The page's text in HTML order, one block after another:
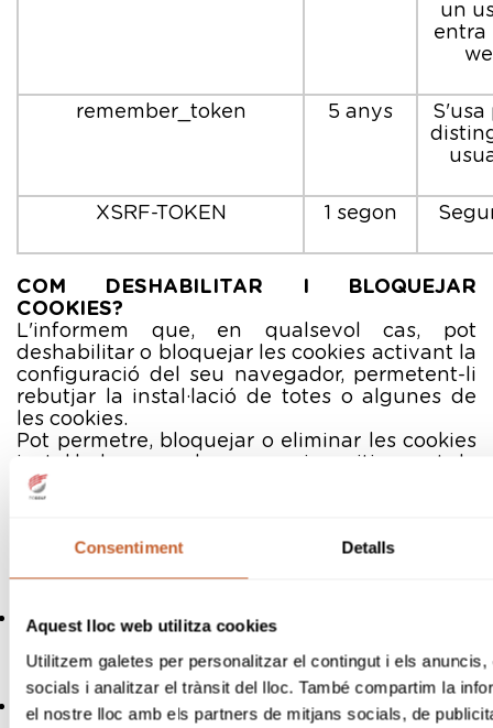
Consentiment Detalls
Aquest lloc web utilitza cookies
Utilitzem galetes per personalitzar el contingut i els
socials i analitzar el trànsit del lloc. També compartim la
el nostre lloc amb els partners de mitjans socials, de
un
entra
remember_token 5 anys
S'usa
XSRF-TOKEN 1 segon
COM DESHABILITAR I BLOQUEJAR
COOKIES?
L'informem que, en qualsevol cas, pot
deshabilitar o bloquejar les cookies activant la
configuració del seu navegador, permetent-li
rebutjar la instal·lació de totes o algunes de
les cookies.
Pot permetre, bloquejar o eliminar les cookies
instal·lades en el seu equip mitjançant la
configuració de les opcions del navegador
configuracions de cookies en els següents
navegadors, li remetem a l'enllaç pertinent:
https://support.microsoft.com/es-
es/help/17442/windows-internet-explorer-
delete-manage-cookies
Firefox
https://support.mozilla.org/es/kb/habilitar-